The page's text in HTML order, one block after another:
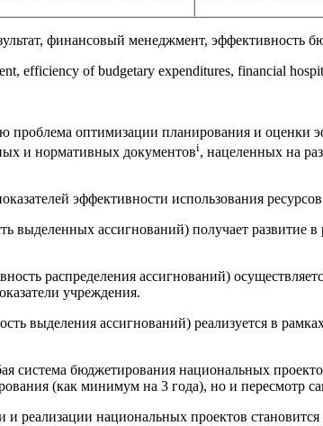
финансовый менеджмент, эффективность
efficiency of budgetary expenditures, financial
проблема оптимизации планирования и оценки
и нормативных документовi, нацеленных на
эффективности использования
выделенных ассигнований) получает
распределения ассигнований)
учреждения.
выделения ассигнований) реализуется в
система бюджетирования национальных
(как минимум на 3 года), но и пересмотр
реализации национальных проектов